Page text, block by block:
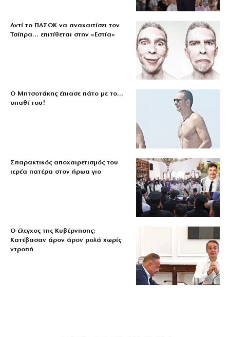
Αντί το ΠΑΣΟΚ να αναχαιτίσει τον
Τσίπρα… επιτίθεται στην «Εστία»
Ο Μητσοτάκης έπιασε πάτο με το…
σπαθί του!
Σπαρακτικός αποχαιρετισμός του
ιερέα πατέρα στον ήρωα γιο
Ο έλεγχος της Κυβέρνησης:
Κατέβασαν άρον άρον ρολά χωρίς
ντροπή